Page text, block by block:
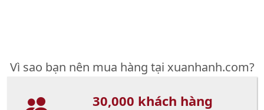
Vì sao bạn nên mua hàng tại xuanhanh.com?
30,000 khách hàng